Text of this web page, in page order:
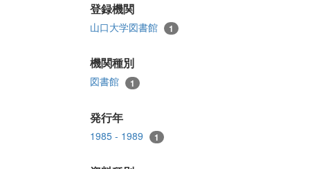
登録機関
山口大学図書館 1
機関種別
図書館 1
発行年
1985 - 1989 1